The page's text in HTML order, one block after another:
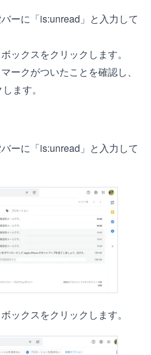
ーに「is:unread」と入力して
ックスをクリックします。
ークがついたことを確認し、
ます。
ーに「is:unread」と入力して
ックスをクリックします。